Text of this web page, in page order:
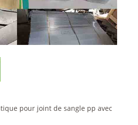
pour joint de sangle pp avec